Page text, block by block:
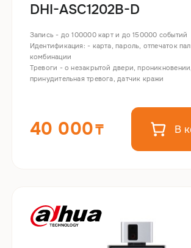
DHI-ASC1202B-D
Запись - до 100000 карт и до 150000 событий
Идентификация: - карта, пароль, отпечаток
комбинации
Тревоги - о незакрытой двери, проникновении,
принудительная тревога, датчик кражи
40 000 В